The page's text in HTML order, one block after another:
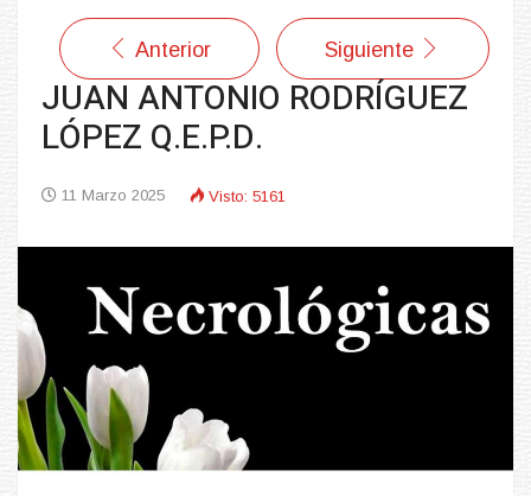
Anterior Siguiente
JUAN ANTONIO RODRÍGUEZ
LÓPEZ Q.E.P.D.
11 Marzo 2025 Visto: 5161